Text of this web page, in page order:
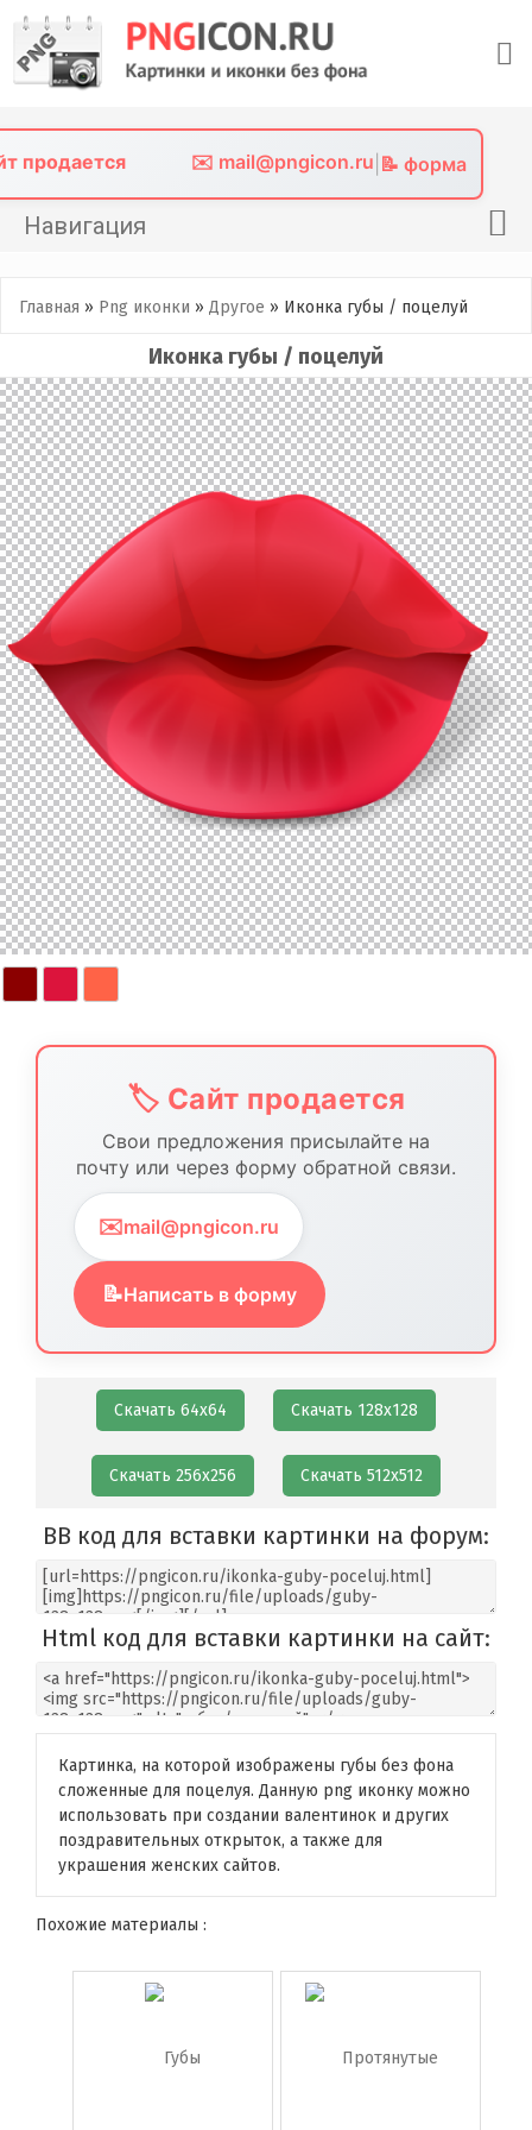
content
продается ✉️ mail@pngicon.ru 📝 форма
Навигация
Png иконки
Картинки без фона
Фото без фона
Контакты
Главная » Png иконки » Другое » Иконка губы / поцелуй
Иконка губы / поцелуй
🏷️ Сайт продается
Свои предложения присылайте на
почту или через форму обратной связи.
✉️mail@pngicon.ru
📝Написать в форму
Скачать 64х64 Скачать 128х128
Скачать 256х256 Скачать 512х512
BB код для вставки картинки на форум:
Html код для вставки картинки на сайт:
Картинка, на которой изображены губы без фона
сложенные для поцелуя. Данную png иконку можно
использовать при создании валентинок и других
поздравительных открыток, а также для
украшения женских сайтов.
Похожие материалы :